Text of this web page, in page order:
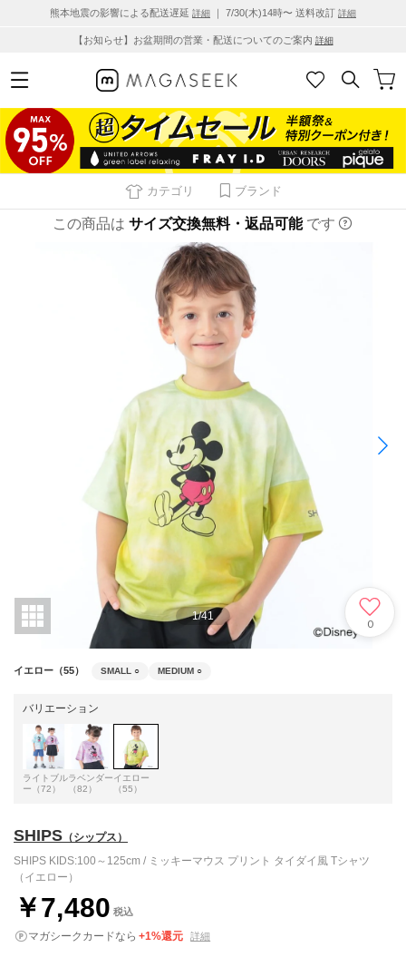
熊本地震の影響による配送遅延 詳細 ｜ 7/30(木)14時〜 送料改訂 詳細
【お知らせ】お盆期間の営業・配送についてのご案内 詳細
カテゴリ ブランド
この商品は サイズ交換無料・返品可能 です
1/41
0
イエロー（55） SMALL ○ MEDIUM ○
バリエーション
ライトブル
ー（72）
ラベンダー
（82）
イエロー
（55）
SHIPS （シップス）
SHIPS KIDS:100～125cm / ミッキーマウス プリント タイダイ風 Tシャツ
（イエロー）
￥7,480 税込
マガシークカードなら +1%還元 詳細